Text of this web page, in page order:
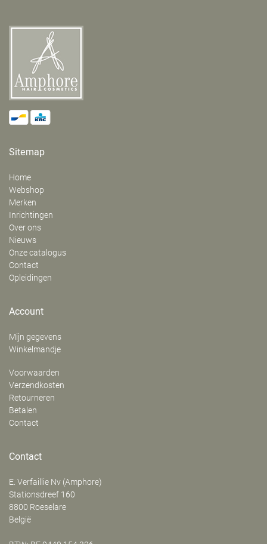
Sitemap
Home
Webshop
Merken
Inrichtingen
Over ons
Nieuws
Onze catalogus
Contact
Opleidingen
Account
Mijn gegevens
Winkelmandje
Voorwaarden
Verzendkosten
Retourneren
Betalen
Contact
Contact
E. Verfaillie Nv (Amphore)
‍Stationsdreef 160
8800 Roeselare
België